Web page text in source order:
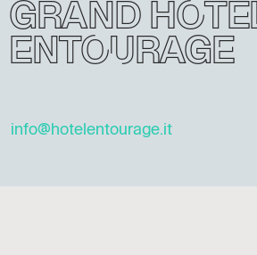
GRAND
ENTOURAGE
info@hotelentourage.it